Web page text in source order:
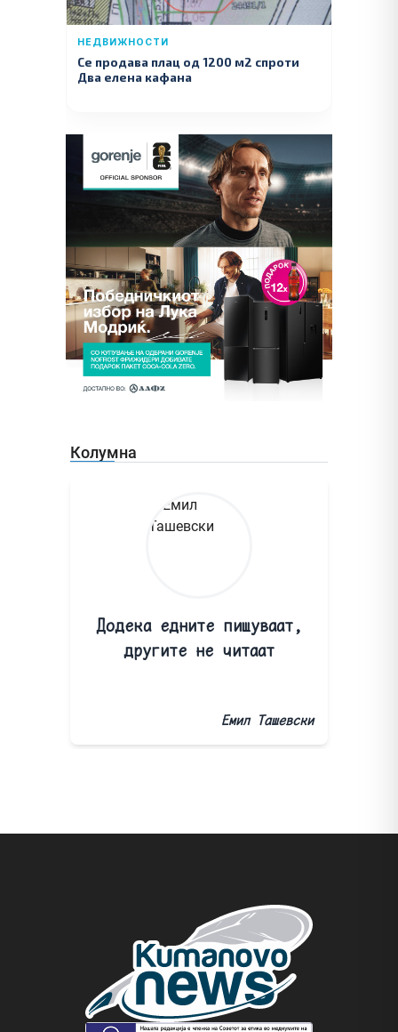
НЕДВИЖНОСТИ
Се продава плац од 1200 м2 спроти
Два елена кафана
Колумна
Додека едните пишуваат,
другите не читаат
Емил Ташевски